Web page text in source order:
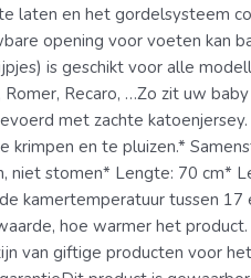
laten en het gordelsysteem
opening voor voeten kan
is geschikt voor alle
Recaro, …Zo zit uw
met zachte
en te pluizen.*
niet stomen* Lengte: 70 cm*
kamertemperatuur tussen
hoe warmer het
van giftige producten voor